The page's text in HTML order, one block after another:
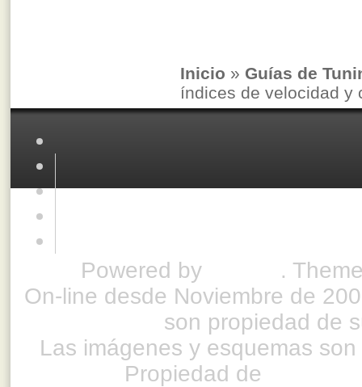
Inicio » Guías de
índices de velocidad y
Powered by
.
On-line desde Noviembre de
son propiedad de
Las imágenes y esquemas
Propiedad de